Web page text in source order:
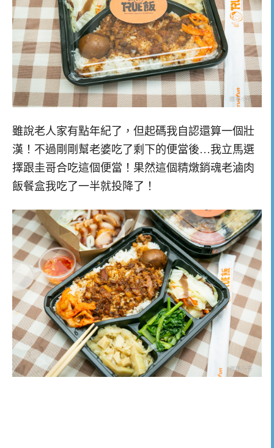
雖說老人家有點年紀了，但起碼我自認還算一個壯
漢！不過剛剛幫老婆吃了剩下的便當後…我立馬選
擇跟圭哥合吃這個便當！果然這個精燉銷魂老滷肉
飯餐盒我吃了一半就投降了！